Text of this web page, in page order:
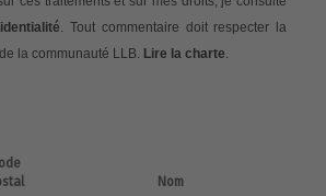
. Tout commentaire doit respecter la
la communauté LLB. Lire la charte.
Nom